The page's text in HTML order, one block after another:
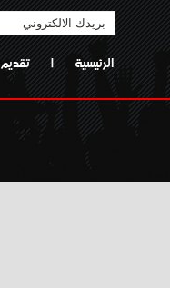
الرئيسية | تقديم